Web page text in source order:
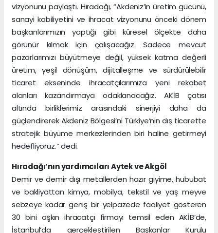
vizyonunu paylaştı. Hıradağı, “Akdeniz’in üretim gücünü,
sanayi kabiliyetini ve ihracat vizyonunu önceki dönem
başkanlarımızın yaptığı gibi küresel ölçekte daha
görünür kılmak için çalışacağız. Sadece mevcut
pazarlarımızı büyütmeye değil, yüksek katma değerli
üretim, yeşil dönüşüm, dijitalleşme ve sürdürülebilir
ticaret ekseninde ihracatçılarımıza yeni rekabet
alanları kazandırmaya odaklanacağız. AKİB çatısı
altında birliklerimiz arasındaki sinerjiyi daha da
güçlendirerek Akdeniz Bölgesi’ni Türkiye’nin dış ticarette
stratejik büyüme merkezlerinden biri haline getirmeyi
hedefliyoruz.” dedi.
Hıradağı’nın yardımcıları Aytek ve Akgöl
Demir ve demir dışı metallerden hazır giyime, hububat
ve bakliyattan kimya, mobilya, tekstil ve yaş meyve
sebzeye kadar geniş bir yelpazede faaliyet gösteren
30 bini aşkın ihracatçı firmayı temsil eden AKİB’de,
İstanbul’da gerçekleştirilen Başkanlar Kurulu